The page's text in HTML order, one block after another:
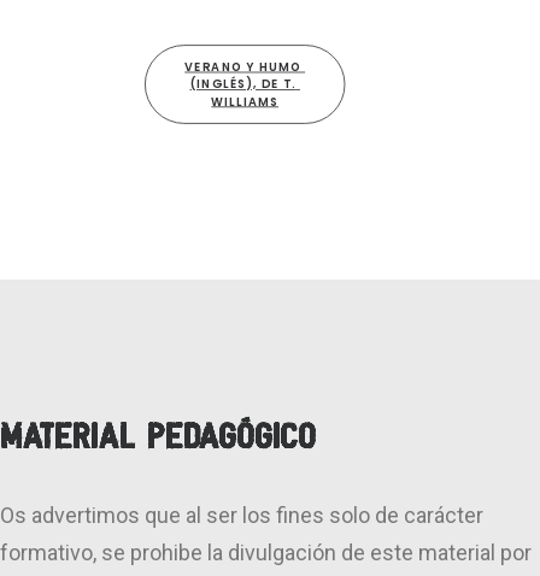
VERANO Y HUMO
(INGLÉS), DE T.
WILLIAMS
Material pedagógico
Os advertimos que al ser los fines solo de carácter
formativo, se prohibe la divulgación de este material por